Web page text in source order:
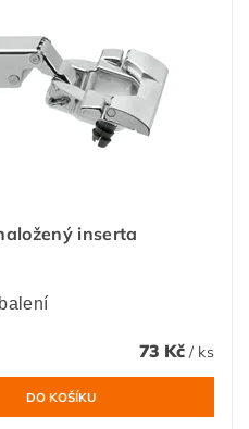
inserta
73 Kč / ks